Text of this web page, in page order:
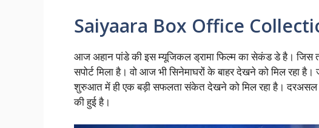
Saiyaara Box Office
आज अहान पांडे की इस म्यूजिकल ड्रामा फिल्म का सेकंड डे है। जिस
सपोर्ट मिला है। वो आज भी सिनेमाघरों के बाहर देखने को मिल रहा
शुरुआत में ही एक बड़ी सफलता संकेत देखने को मिल रहा है।
की हुई है।